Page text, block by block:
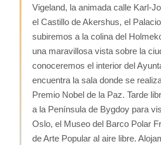
Vigeland, la animada calle Karl-
el Castillo de Akershus, el
subiremos a la colina del
una maravillosa vista sobre la
conoceremos el interior del
encuentra la sala donde se
Premio Nobel de la Paz. Tarde
a la Península de Bygdoy para
Oslo, el Museo del Barco Polar
de Arte Popular al aire libre.